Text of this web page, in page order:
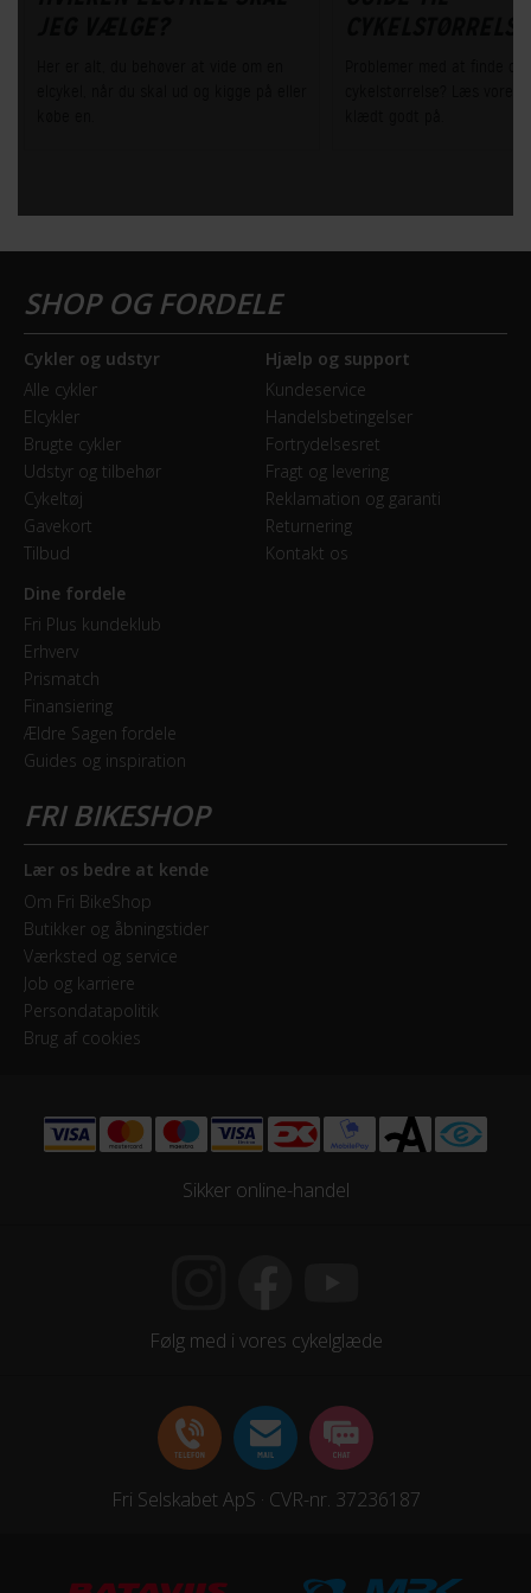
Cykler og udstyr
Alle cykler
Elcykler
Brugte cykler
Udstyr og tilbehør
Cykeltøj
Gavekort
Tilbud
Hjælp og support
Kundeservice
Handelsbetingelser
Fortrydelsesret
Fragt og levering
Reklamation og garanti
Returnering
Kontakt os
Dine fordele
Fri Plus kundeklub
Erhverv
Prismatch
Finansiering
Ældre Sagen fordele
Guides og inspiration
Lær os bedre at kende
Om Fri BikeShop
Butikker og åbningstider
Værksted og service
Job og karriere
Persondatapolitik
Brug af cookies
Sikker online-handel
Følg med i vores cykelglæde
Fri Selskabet ApS · CVR-nr. 37236187